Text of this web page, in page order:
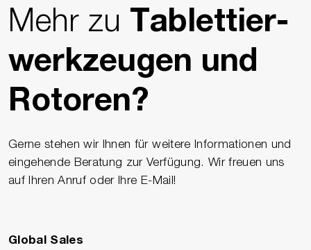
Mehr zu Tablettier­
werkzeugen und
Rotoren?
Gerne stehen wir Ihnen für weitere Informationen und
eingehende Beratung zur Verfügung. Wir freuen uns
auf Ihren Anruf oder Ihre E-Mail!
Global Sales